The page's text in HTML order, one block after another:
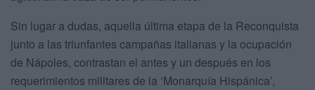
Sin lugar a dudas, aquella última etapa de la Reconquista
junto a las triunfantes campañas italianas y la ocupación
de Nápoles, contrastan el antes y un después en los
requerimientos militares de la ‘Monarquía Hispánica’,